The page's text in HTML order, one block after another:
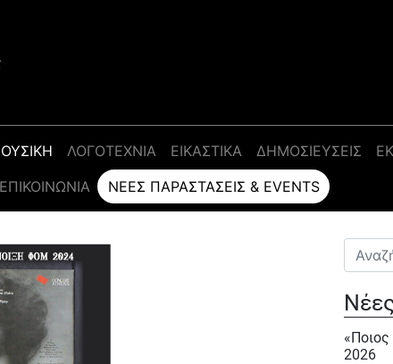
ΛΟΓΟΤΕΧΝΙΑ ΕΙΚΑΣΤΙΚΑ ΔΗΜΟΣΙΕΥΣΕΙΣ
ΕΠΙΚΟΙΝΩΝΊΑ
ΝΈΕΣ ΠΑΡΑΣΤΆΣΕΙΣ & EVENTS
2026